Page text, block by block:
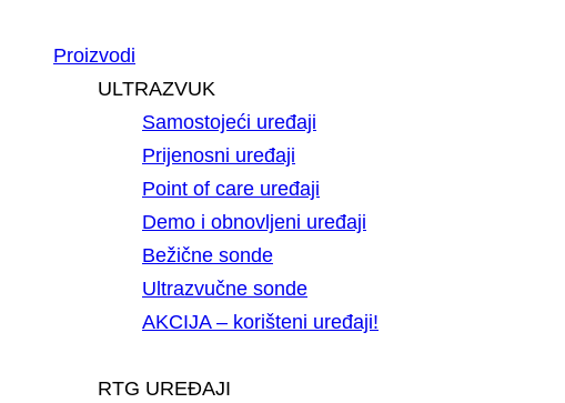
Proizvodi
ULTRAZVUK
Samostojeći uređaji
Prijenosni uređaji
Point of care uređaji
Demo i obnovljeni uređaji
Bežične sonde
Ultrazvučne sonde
AKCIJA – korišteni uređaji!
RTG UREĐAJI